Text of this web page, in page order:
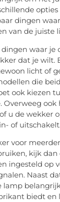
dingen
van de juiste
dingen waar je
dat je wilt.
licht of
die
ook kiezen
Overweeg ook
u de wekker
of uitschakelt.
voor
kijk dan
ingesteld op
Naast
lamp
biedt en